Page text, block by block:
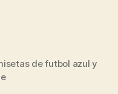
de futbol azul y